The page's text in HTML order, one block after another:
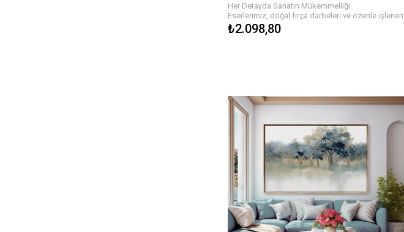
Her Detayda Sanatın Mükemmelliği
Eserlerimiz, doğal fırça darbeleri ve özenle işlenen
detaylarla hayat buluyor. Yağlı boyaların zengin
dokusu, tablonun her köşesinde derinlik ve hareket
kaliteli yağlı boya dokulu tablolar ile evinizin ya da
ofisinizin atmosferini baştan yaratın. Farklı temalar,
renkler ve boyutlarla, hayalinizdeki tabloyu
Bize Ulaşın ve Sanatı Hayatınıza Dahil Edin!
Siz de sanatın büyüsünden yararlanmak ve evinize
anlam katmak için hemen koleksiyonumuzu
keşfedin. Her biri kendine özgü olan bu tablolara
sahip olmak için birkaç adımda siparişinizi
verebilirsiniz.
Hızlı ve Güvenli Teslimat
₺2.098,80